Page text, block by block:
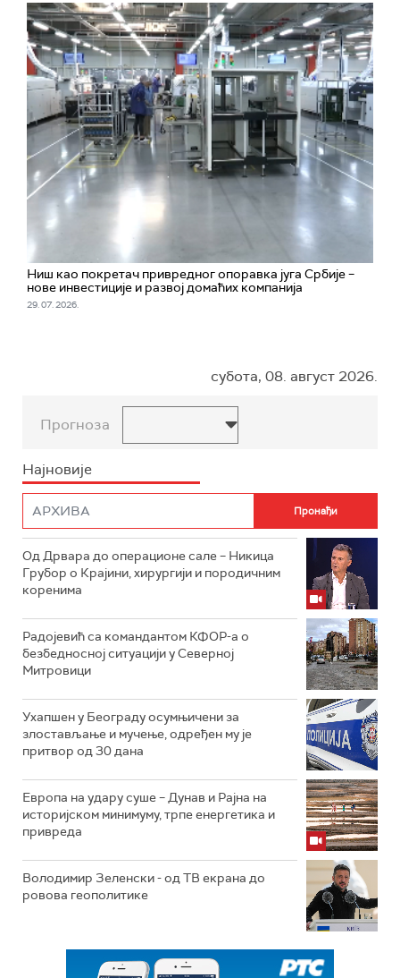
Ниш као покретач привредног опоравка југа Србије –
нове инвестиције и развој домаћих компанија
29. 07. 2026.
субота, 08. август 2026.
Прогноза
Најновије
Од Дрвара до операционе сале – Никица
Грубор о Крајини, хирургији и породичним
коренима
Радојевић са командантом КФОР-а о
безбедносној ситуацији у Северној
Митровици
Ухапшен у Београду осумњичени за
злостављање и мучење, одређен му је
притвор од 30 дана
Европа на удару суше – Дунав и Рајна на
историјском минимуму, трпе енергетика и
привреда
Володимир Зеленски - од ТВ екрана до
ровова геополитике